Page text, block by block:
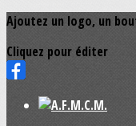
Ajoutez un logo, un
Cliquez pour éditer